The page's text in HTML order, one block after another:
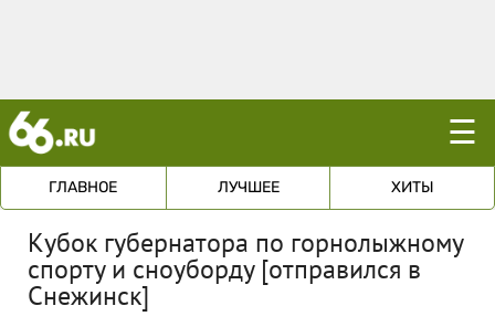
☰
ГЛАВНОЕ ЛУЧШЕЕ ХИТЫ
Кубок губернатора по горнолыжному
спорту и сноуборду [отправился в
Снежинск]